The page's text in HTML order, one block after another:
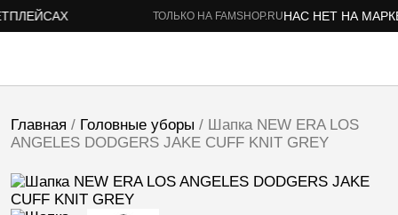
ТОЛЬКО НА FAMSHOP.RUНАС НЕТ НА
Главная / Головные уборы / Шапка NEW ERA LOS
ANGELES DODGERS JAKE CUFF KNIT GREY